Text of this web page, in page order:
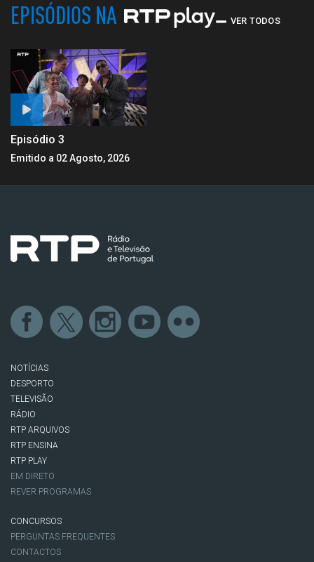
EPISÓDIOS NA VER TODOS
Episódio 3
Emitido a 02 Agosto, 2026
NOTÍCIAS
DESPORTO
TELEVISÃO
RÁDIO
RTP ARQUIVOS
RTP ENSINA
RTP PLAY
EM DIRETO
REVER PROGRAMAS
CONCURSOS
PERGUNTAS FREQUENTES
CONTACTOS